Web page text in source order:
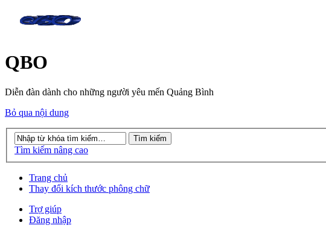
QBO
Diễn đàn dành cho những người yêu mến Quảng Bình
Bỏ qua nội dung
Tìm kiếm nâng cao
Trang chủ
Thay đổi kích thước phông chữ
Trợ giúp
Đăng nhập